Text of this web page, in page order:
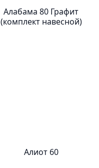
Алабама 80 Графит
(комплект навесной)
Алиот 60